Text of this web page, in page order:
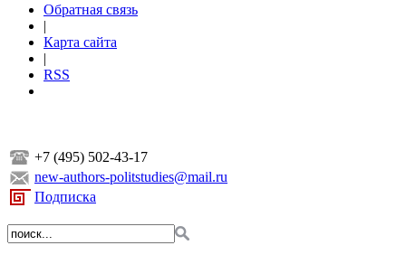
Обратная связь
|
Карта сайта
|
RSS
+7 (495) 502-43-17
new-authors-politstudies@mail.ru
Подписка